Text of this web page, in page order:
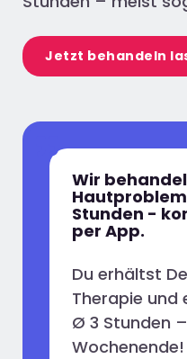
Wir
Stunden -
per App.
Du erhältst
Therapie und
Ø 3 Stunden
Wochenende!
Jetzt behandeln